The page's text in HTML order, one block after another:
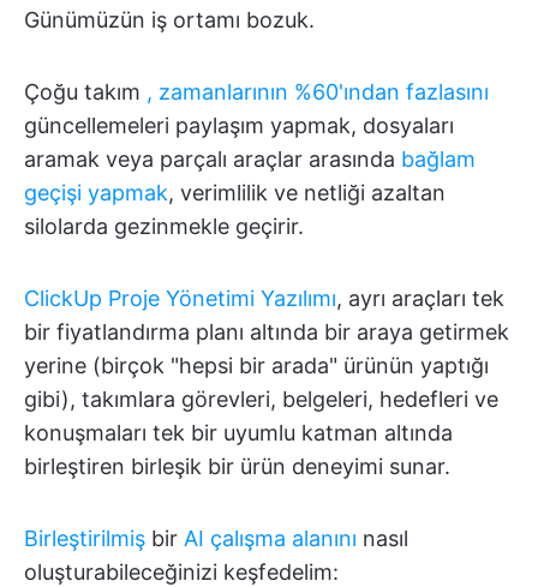
Günümüzün iş ortamı bozuk.
Çoğu takım , zamanlarının %60'ından fazlasını
güncellemeleri paylaşım yapmak, dosyaları
aramak veya parçalı araçlar arasında bağlam
geçişi yapmak, verimlilik ve netliği azaltan
silolarda gezinmekle geçirir.
ClickUp Proje Yönetimi Yazılımı, ayrı araçları tek
bir fiyatlandırma planı altında bir araya getirmek
yerine (birçok "hepsi bir arada" ürünün yaptığı
gibi), takımlara görevleri, belgeleri, hedefleri ve
konuşmaları tek bir uyumlu katman altında
birleştiren birleşik bir ürün deneyimi sunar.
Birleştirilmiş bir AI çalışma alanını nasıl
oluşturabileceğinizi keşfedelim: